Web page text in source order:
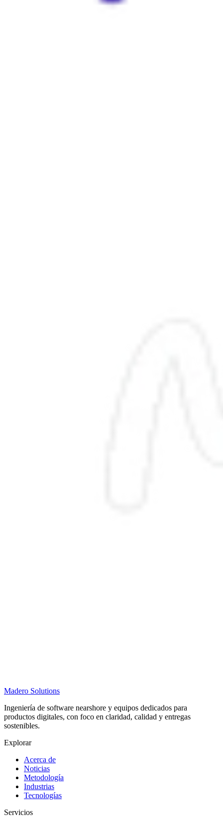
Madero Solutions
Ingeniería de software nearshore y equipos dedicados para
productos digitales, con foco en claridad, calidad y entregas
sostenibles.
Explorar
Acerca de
Noticias
Metodología
Industrias
Tecnologías
Servicios